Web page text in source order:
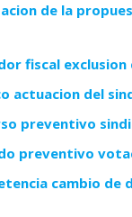
de la
fiscal
actuacion del
preventivo
preventivo
cambio de